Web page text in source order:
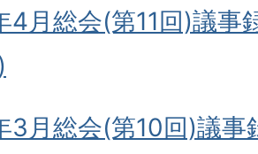
4月総会(第11回)議事
3月総会(第10回)議事